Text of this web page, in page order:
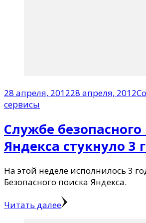
28 апреля, 201228 апреля, 2012
сервисы
Службе безопасного
Яндекса стукнуло 3
На этой неделе исполнилось 3
Безопасного поиска Яндекса.
Читать далее